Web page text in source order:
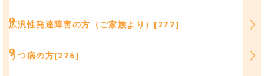
広汎性発達障害の方（ご家族より）[277]
うつ病の方[276]